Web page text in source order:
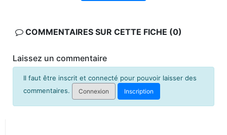
COMMENTAIRES SUR CETTE FICHE (0)
Laissez un commentaire
Il faut être inscrit et connecté pour pouvoir laisser des
commentaires.
Connexion Inscription